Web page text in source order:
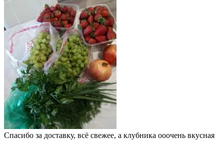
Спасибо за доставку, всё свежее, а клубника ооочень вкусная